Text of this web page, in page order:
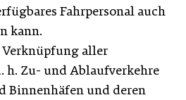
Fahrpersonal auch
kann.
aller
h. Zu- und Ablaufverkehre
Binnenhäfen und deren